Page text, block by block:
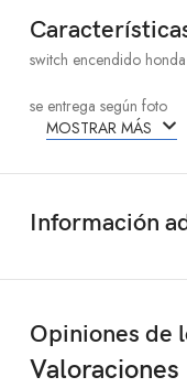
switch encendido
se entrega según foto
MOSTRAR MÁS
Información
Opiniones de
Valoraciones